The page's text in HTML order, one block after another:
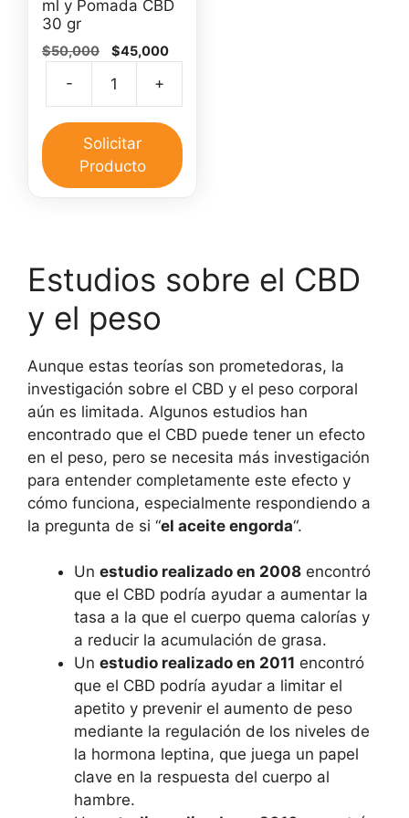
ml y Pomada CBD
30 gr
$50,000
El
original
era:
$50,000.
$45,000El
es:
$45,000.
-
CBD
30
30
+
Solicitar
Producto
Estudios sobre el CBD
y el peso
Aunque estas teorías son prometedoras, la
investigación sobre el CBD y el peso corporal
aún es limitada. Algunos estudios han
encontrado que el CBD puede tener un efecto
en el peso, pero se necesita más investigación
para entender completamente este efecto y
cómo funciona, especialmente respondiendo a
la pregunta de si “el aceite engorda“.
Un estudio realizado en 2008 encontró
que el CBD podría ayudar a aumentar la
tasa a la que el cuerpo quema calorías y
a reducir la acumulación de grasa.
Un estudio realizado en 2011 encontró
que el CBD podría ayudar a limitar el
apetito y prevenir el aumento de peso
mediante la regulación de los niveles de
la hormona leptina, que juega un papel
clave en la respuesta del cuerpo al
hambre.